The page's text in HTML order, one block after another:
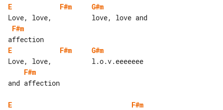
E F#m
G#m
F#m
E
F#m
G#m
F#m
and affection
E
F#m